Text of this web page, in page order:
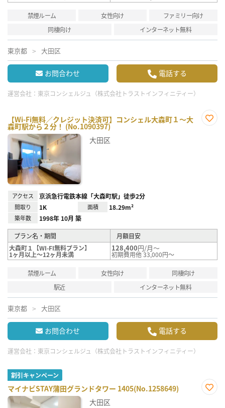
禁煙ルーム 女性向け
ファミリー向け
同棲向け
インターネット無料
東京都 大田区
お問合わせ 電話する
運営会社： 東京コンシェルジュ（株式会社トラストインフィニティー）
【Wi-Fi無料／クレジット決済可】コンシェル大森町１～大
森町駅から２分！ (No.1090397)
大田区
アクセス 京浜急行電鉄本線「大森町駅」徒歩2分
間取り 1K 面積 18.29m²
築年数 1998年 10月 築
プラン名・期間
月額目安
大森町１【WI-FI無料プラン】
1ヶ月以上～12ヶ月未満
128,400円/月～
初期費用他 33,000円～
禁煙ルーム 女性向け
同棲向け
駅近
インターネット無料
東京都 大田区
お問合わせ 電話する
運営会社： 東京コンシェルジュ（株式会社トラストインフィニティー）
割引キャンペーン
マイナビSTAY蒲田グランドタワー 1405(No.1258649)
大田区